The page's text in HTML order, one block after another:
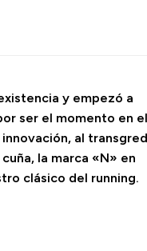
y empezó a
ser el momento en el
al
la marca «N» en
clásico del running.